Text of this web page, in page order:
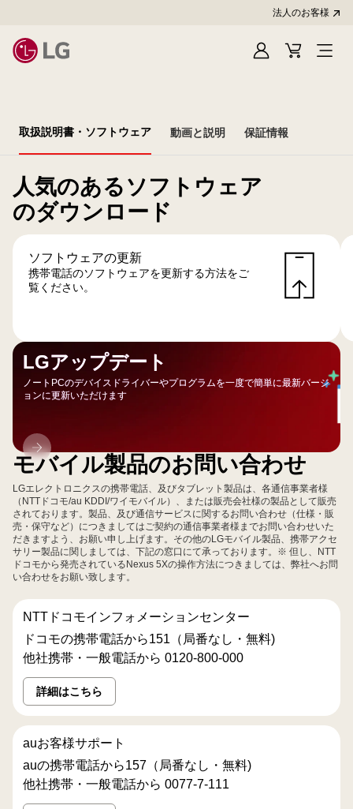
法人のお客様
Sign
Cart
取扱説明書・ソフトウェア 動画と説明 保証情報
人気のあるソフトウェア
のダウンロード
ソフトウェアの更新
携帯電話のソフトウェアを更新する方法をご
覧ください。
LGアップデート
ノートPCのデバイスドライバーやプログラムを一度で簡単に最新バージ
ョンに更新いただけます
LG
ア
プ
デ
ー
ト
モバイル製品のお問い合わせ
LGエレクトロニクスの携帯電話、及びタブレット製品は、各通信事業者様
（NTTドコモ/au KDDI/ワイモバイル）、または販売会社様の製品として販売
されております。製品、及び通信サービスに関するお問い合わせ（仕様・販
売・保守など）につきましてはご契約の通信事業者様までお問い合わせいた
だきますよう、お願い申し上げます。その他のLGモバイル製品、携帯アクセ
サリー製品に関しましては、下記の窓口にて承っております。※ 但し、NTT
ドコモから発売されているNexus 5Xの操作方法につきましては、弊社へお問
い合わせをお願い致します。
NTTドコモインフォメーションセンター
ドコモの携帯電話から151（局番なし・無料)
他社携帯・一般電話から 0120-800-000
詳細はこちら
auお客様サポート
auの携帯電話から157（局番なし・無料)
他社携帯・一般電話から 0077-7-111